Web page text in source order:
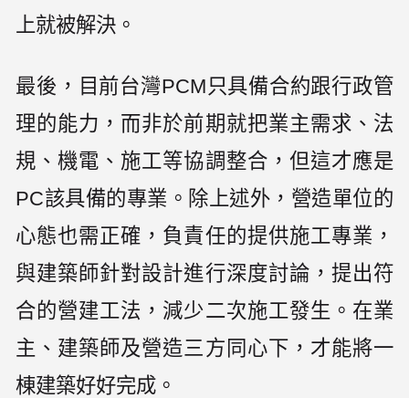
上就被解決。
最後，目前台灣PCM只具備合約跟行政管
理的能力，而非於前期就把業主需求、法
規、機電、施工等協調整合，但這才應是
PC該具備的專業。除上述外，營造單位的
心態也需正確，負責任的提供施工專業，
與建築師針對設計進行深度討論，提出符
合的營建工法，減少二次施工發生。在業
主、建築師及營造三方同心下，才能將一
棟建築好好完成。